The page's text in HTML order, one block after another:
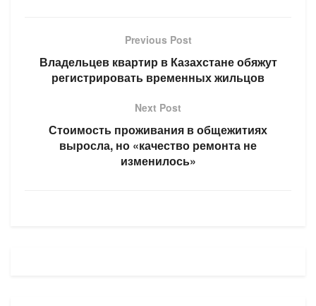
Previous Post
Владельцев квартир в Казахстане обяжут
регистрировать временных жильцов
Next Post
Стоимость проживания в общежитиях
выросла, но «качество ремонта не
изменилось»